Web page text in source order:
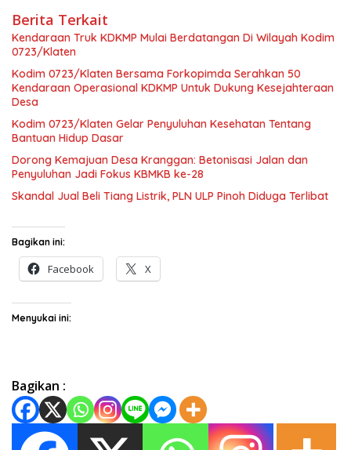
Berita Terkait
Kendaraan Truk KDKMP Mulai Berdatangan Di Wilayah Kodim
0723/Klaten
Kodim 0723/Klaten Bersama Forkopimda Serahkan 50
Kendaraan Operasional KDKMP Untuk Dukung Kesejahteraan
Desa
Kodim 0723/Klaten Gelar Penyuluhan Kesehatan Tentang
Bantuan Hidup Dasar
Dorong Kemajuan Desa Kranggan: Betonisasi Jalan dan
Penyuluhan Jadi Fokus KBMKB ke-28
Skandal Jual Beli Tiang Listrik, PLN ULP Pinoh Diduga Terlibat
Bagikan ini:
Facebook X
Menyukai ini:
Bagikan :